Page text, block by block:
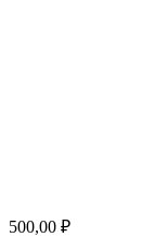
500,00 ₽